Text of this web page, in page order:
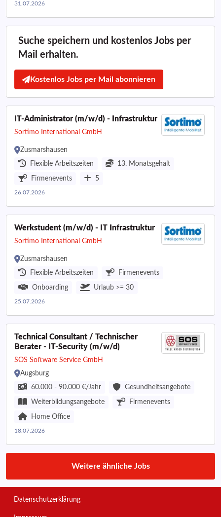
31.07.2026
Suche speichern und kostenlos Jobs per
Mail erhalten.
Kostenlos Jobs per Mail abonnieren
IT-Administrator (m/w/d) - Infrastruktur
Sortimo International GmbH
Zusmarshausen
Flexible Arbeitszeiten
13. Monatsgehalt
Firmenevents 5
26.07.2026
Werkstudent (m/w/d) - IT Infrastruktur
Sortimo International GmbH
Zusmarshausen
Flexible Arbeitszeiten
Firmenevents
Onboarding Urlaub >= 30
25.07.2026
Technical Consultant / Technischer
Berater - IT-Security (m/w/d)
SOS Software Service GmbH
Augsburg
60.000 - 90.000 €/Jahr
Gesundheitsangebote
Weiterbildungsangebote Firmenevents
Home Office
18.07.2026
Weitere ähnliche Jobs
Datenschutzerklärung